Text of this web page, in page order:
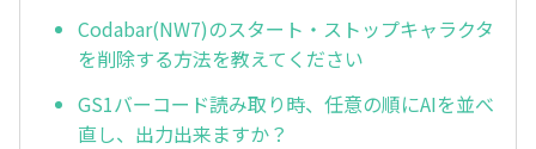
Codabar(NW7)のスタート・ストップキャラクタ
を削除する方法を教えてください
GS1バーコード読み取り時、任意の順にAIを並べ
直し、出力出来ますか？